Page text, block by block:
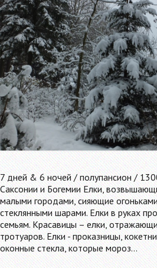
7 дней & 6 ночей / полупансион /
Саксонии и Богемии Елки,
малыми городами, сияющие
стеклянными шарами. Елки в руках
семьям. Красавицы – елки,
тротуаров. Елки - проказницы,
оконные стекла, которые мороз…